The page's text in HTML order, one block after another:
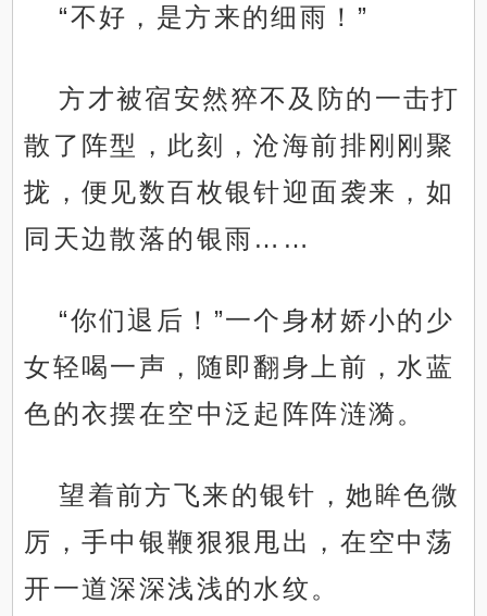
“不好，是方来的细雨！”
方才被宿安然猝不及防的一击打
散了阵型，此刻，沧海前排刚刚聚
拢，便见数百枚银针迎面袭来，如
同天边散落的银雨……
“你们退后！”一个身材娇小的少
女轻喝一声，随即翻身上前，水蓝
色的衣摆在空中泛起阵阵涟漪。
望着前方飞来的银针，她眸色微
厉，手中银鞭狠狠甩出，在空中荡
开一道深深浅浅的水纹。